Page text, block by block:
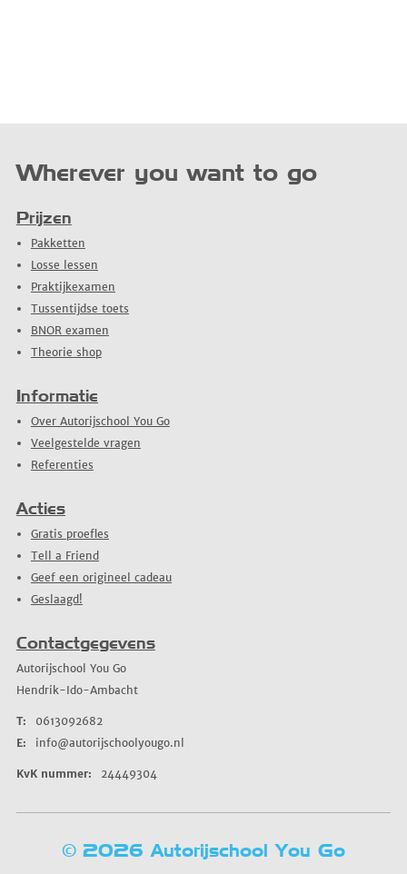
Wherever you want to go
Prijzen
Pakketten
Losse lessen
Praktijkexamen
Tussentijdse toets
BNOR examen
Theorie shop
Informatie
Over Autorijschool You Go
Veelgestelde vragen
Referenties
Acties
Gratis proefles
Tell a Friend
Geef een origineel cadeau
Geslaagd!
Contactgegevens
Autorijschool You Go
Hendrik-Ido-Ambacht
T:
0613092682
E:
info@autorijschoolyougo.nl
KvK nummer: 24449304
© 2026 Autorijschool You Go